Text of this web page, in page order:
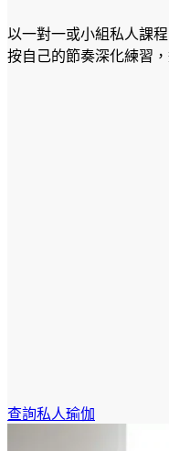
以一對一或小組私人課
按自己的節奏深化練習
查詢私人瑜伽